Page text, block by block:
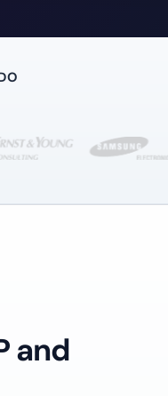
and